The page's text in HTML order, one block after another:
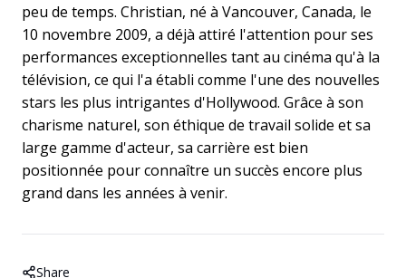
peu de temps. Christian, né à Vancouver, Canada, le
10 novembre 2009, a déjà attiré l'attention pour ses
performances exceptionnelles tant au cinéma qu'à la
télévision, ce qui l'a établi comme l'une des nouvelles
stars les plus intrigantes d'Hollywood. Grâce à son
charisme naturel, son éthique de travail solide et sa
large gamme d'acteur, sa carrière est bien
positionnée pour connaître un succès encore plus
grand dans les années à venir.
Share